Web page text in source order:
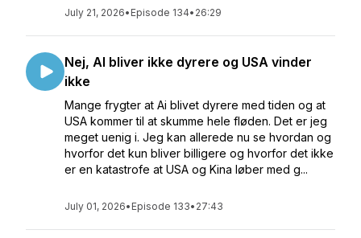
July 21, 2026• Episode 134• 26:29
Nej, AI bliver ikke dyrere og USA vinder
ikke
Mange frygter at Ai blivet dyrere med tiden og at
USA kommer til at skumme hele fløden. Det er jeg
meget uenig i. Jeg kan allerede nu se hvordan og
hvorfor det kun bliver billigere og hvorfor det ikke
er en katastrofe at USA og Kina løber med g...
July 01, 2026• Episode 133• 27:43